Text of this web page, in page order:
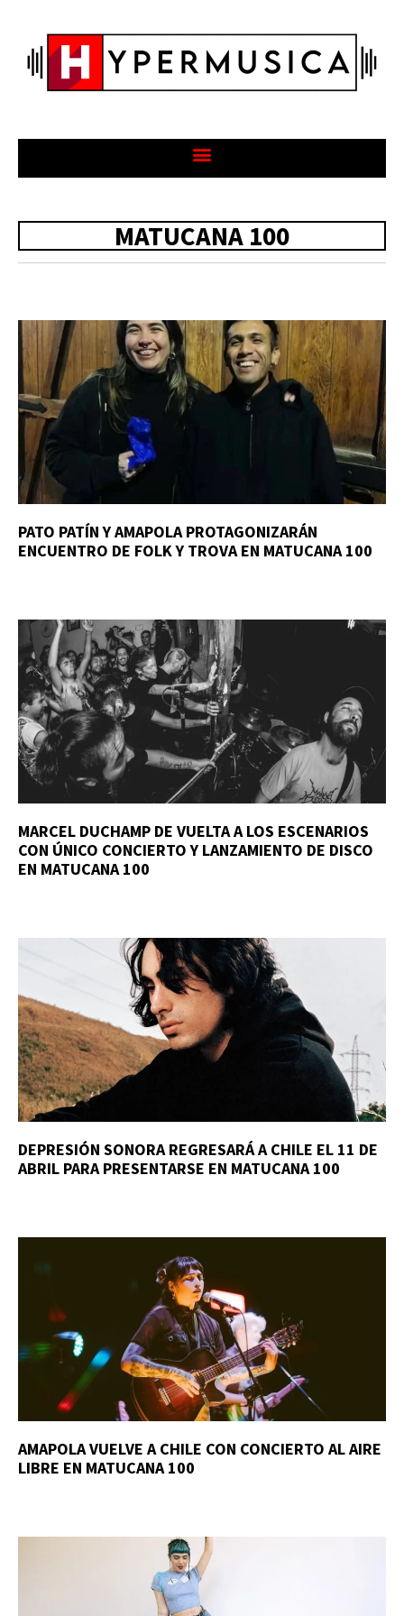
MATUCANA 100
PATO PATÍN Y AMAPOLA PROTAGONIZARÁN
ENCUENTRO DE FOLK Y TROVA EN MATUCANA 100
MARCEL DUCHAMP DE VUELTA A LOS ESCENARIOS
CON ÚNICO CONCIERTO Y LANZAMIENTO DE DISCO
EN MATUCANA 100
DEPRESIÓN SONORA REGRESARÁ A CHILE EL 11 DE
ABRIL PARA PRESENTARSE EN MATUCANA 100
AMAPOLA VUELVE A CHILE CON CONCIERTO AL AIRE
LIBRE EN MATUCANA 100